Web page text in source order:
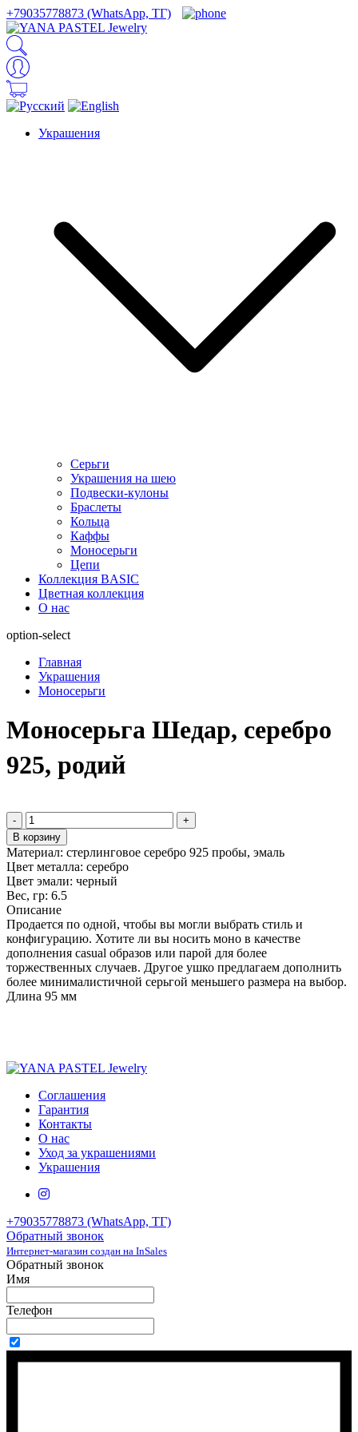
+79035778873 (WhatsApp, ТГ)
Украшения
Серьги
Украшения на шею
Подвески-кулоны
Браслеты
Кольца
Каффы
Моносерьги
Цепи
Коллекция BASIC
Цветная коллекция
О нас
option-select
Главная
Украшения
Моносерьги
Моносерьга Шедар, серебро
925, родий
-
+
В корзину
Материал: стерлинговое серебро 925 пробы, эмаль
Цвет металла: серебро
Цвет эмали: черный
Вес, гр: 6.5
Описание
Продается по одной, чтобы вы могли выбрать стиль и
конфигурацию. Хотите ли вы носить моно в качестве
дополнения casual образов или парой для более
торжественных случаев. Другое ушко предлагаем дополнить
более минималистичной серьгой меньшего размера на выбор.
Длина 95 мм
Соглашения
Гарантия
Контакты
О нас
Уход за украшениями
Украшения
+79035778873 (WhatsApp, ТГ)
Обратный звонок
Интернет-магазин создан на InSales
Обратный звонок
Имя
Телефон